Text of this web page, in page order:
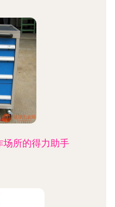
场所的得力助手